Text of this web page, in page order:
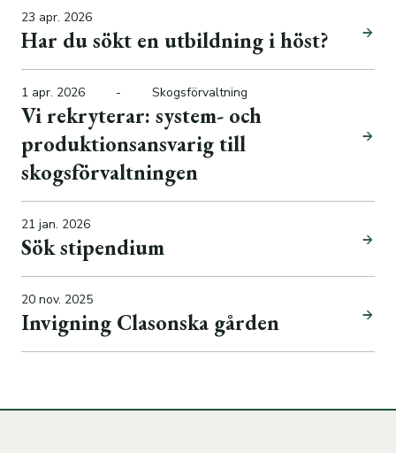
23 apr. 2026
Har du sökt en utbildning i höst?
1 apr. 2026 - Skogsförvaltning
Vi rekryterar: system- och
produktionsansvarig till
skogsförvaltningen
21 jan. 2026
Sök stipendium
20 nov. 2025
Invigning Clasonska gården